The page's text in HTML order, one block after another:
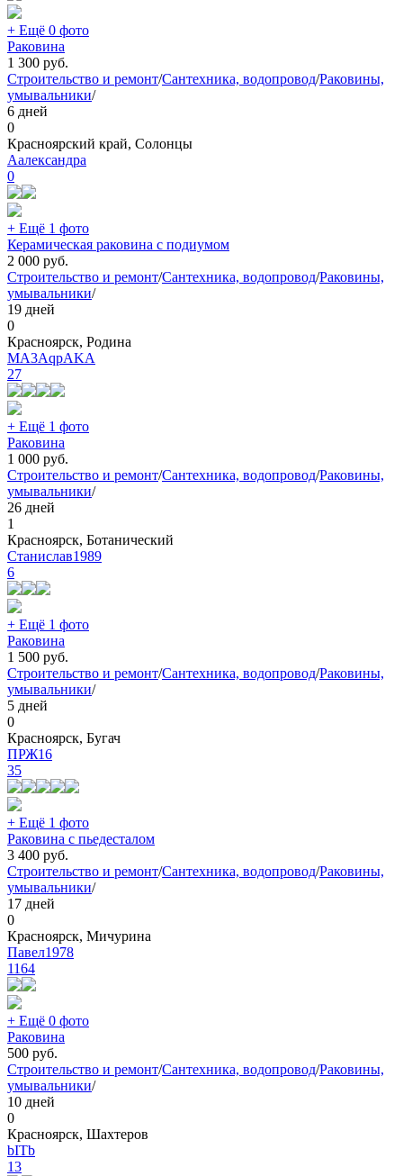
+ Ещё 0 фото
Раковина
1 300 руб.
Строительство и ремонт/Сантехника, водопровод/Раковины,
умывальники/
6 дней
0
Красноярский край, Солонцы
Аалександра
0
+ Ещё 1 фото
Керамическая раковина с подиумом
2 000 руб.
Строительство и ремонт/Сантехника, водопровод/Раковины,
умывальники/
19 дней
0
Красноярск, Родина
MA3AqpAKA
27
+ Ещё 1 фото
Раковина
1 000 руб.
Строительство и ремонт/Сантехника, водопровод/Раковины,
умывальники/
26 дней
1
Красноярск, Ботанический
Станислав1989
6
+ Ещё 1 фото
Раковина
1 500 руб.
Строительство и ремонт/Сантехника, водопровод/Раковины,
умывальники/
5 дней
0
Красноярск, Бугач
ПРЖ16
35
+ Ещё 1 фото
Раковина с пьедесталом
3 400 руб.
Строительство и ремонт/Сантехника, водопровод/Раковины,
умывальники/
17 дней
0
Красноярск, Мичурина
Павел1978
1164
+ Ещё 0 фото
Раковина
500 руб.
Строительство и ремонт/Сантехника, водопровод/Раковины,
умывальники/
10 дней
0
Красноярск, Шахтеров
bITb
13